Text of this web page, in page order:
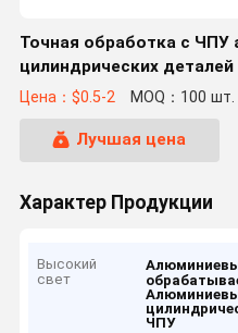
Точная обработка с
цилиндрических деталей
Цена：$0.5-2 MOQ：100 шт.
Лучшая цена
Характер Продукции
Высокий
свет
ЧПУ